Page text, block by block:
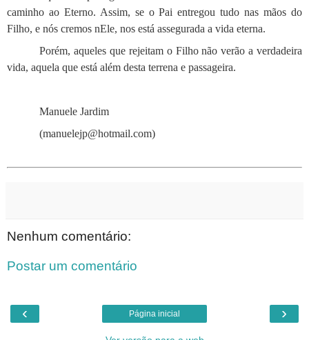
caminho ao Eterno. Assim, se o Pai entregou tudo nas mãos do
Filho, e nós cremos nEle, nos está assegurada a vida eterna.
Porém, aqueles que rejeitam o Filho não verão a verdadeira
vida, aquela que está além desta terrena e passageira.
Manuele Jardim
(manuelejp@hotmail.com)
Nenhum comentário:
Postar um comentário
‹ ›
Página inicial